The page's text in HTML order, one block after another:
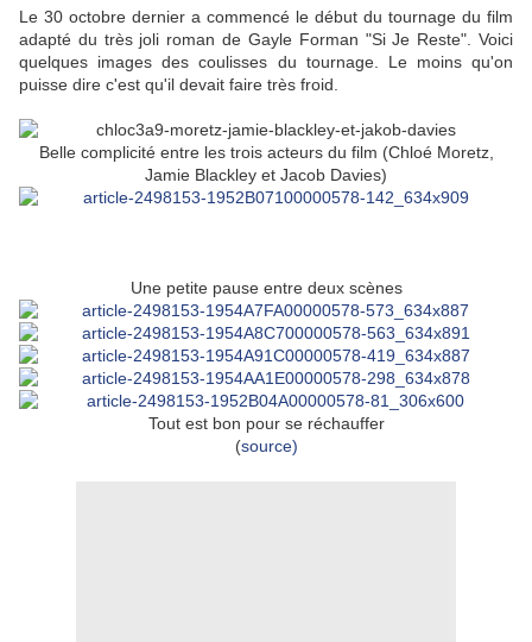
Le 30 octobre dernier a commencé le début du tournage du film
adapté du très joli roman de Gayle Forman "Si Je Reste". Voici
quelques images des coulisses du tournage. Le moins qu'on
puisse dire c'est qu'il devait faire très froid.
Belle complicité entre les trois acteurs du film (Chloé Moretz,
Jamie Blackley et Jacob Davies)
Une petite pause entre deux scènes
Tout est bon pour se réchauffer
(source)